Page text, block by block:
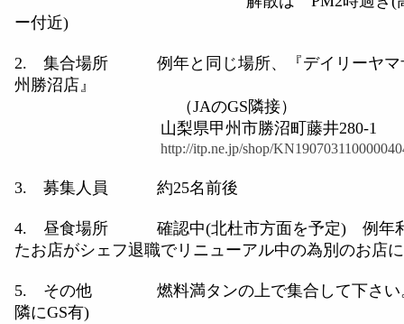
ー付近)
2. 集合場所 例年と同じ場所、『デイリーヤマ
州勝沼店』
（JAのGS隣接）
山梨県甲州市勝沼町藤井280-1
http://itp.ne.jp/shop/
3. 募集人員 約25名前後
4. 昼食場所 確認中(北杜市方面を予定) 例年
たお店がシェフ退職でリニューアル中の為別のお店
5. その他 燃料満タンの上で集合して下さい
隣にGS有)